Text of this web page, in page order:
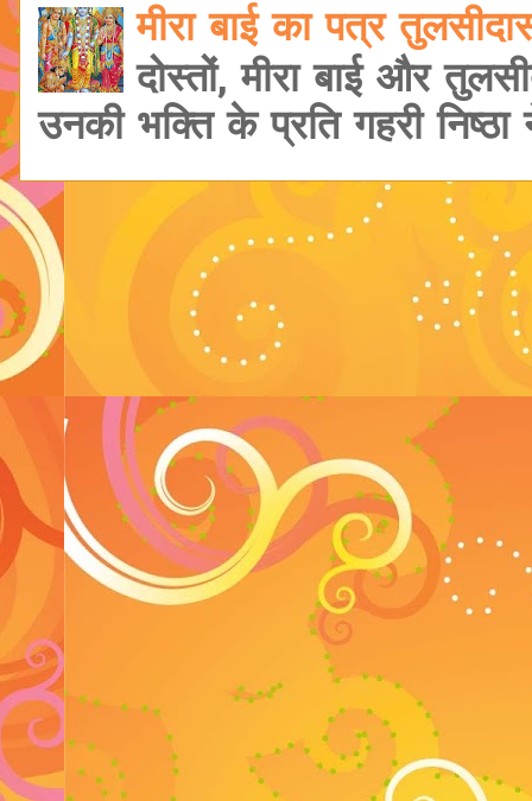
मीरा बाई का पत्र
दोस्तों, मीरा बाई और
उनकी भक्ति के प्रति गहरी